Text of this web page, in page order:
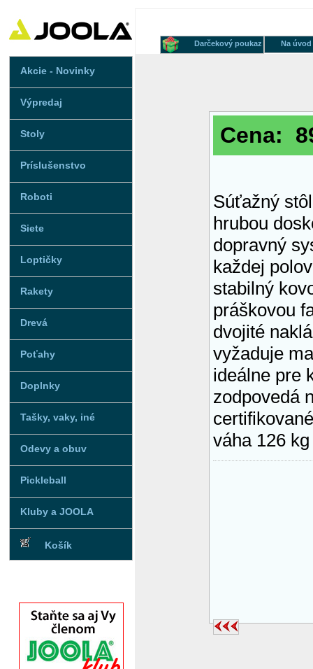
Akcie - Novinky
Výpredaj
Stoly
Príslušenstvo
Roboti
Siete
Loptičky
Rakety
Drevá
Poťahy
Doplnky
Tašky, vaky, iné
Odevy a obuv
Pickleball
Kluby a JOOLA
Košík
Na úvod
Darčekový poukaz
Cena:
Súťažný
hrubou
dopravný
každej
stabilný
práškovou
dvojité
vyžaduje
ideálne pre
zodpovedá
váha 126 kg